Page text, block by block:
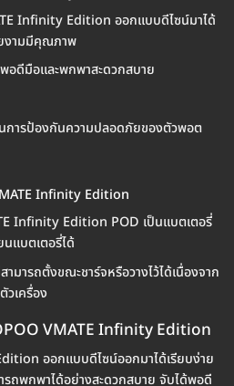
Infinity Edition ออกแบบดีไซน์มาได้
งามมีคุณภาพ
อดีมือและพกพาสะดวกสบาย
การป้องกันความปลอดภัยของตัวพอต
Infinity Edition
Infinity Edition POD เป็นแบตเตอรี่
นแบตเตอรี่ได้
ามารถตั้งขณะชาร์จหรือวางไว้ได้เนื่องจาก
วเครื่อง
VMATE Infinity Edition
ออกแบบดีไซน์ออกมาได้เรียบง่าย
ถพกพาได้อย่างสะดวกสบาย จับได้พอดี